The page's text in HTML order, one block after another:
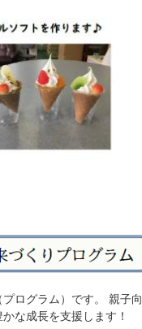
ログラム）です。 親子向
な成長を支援します！